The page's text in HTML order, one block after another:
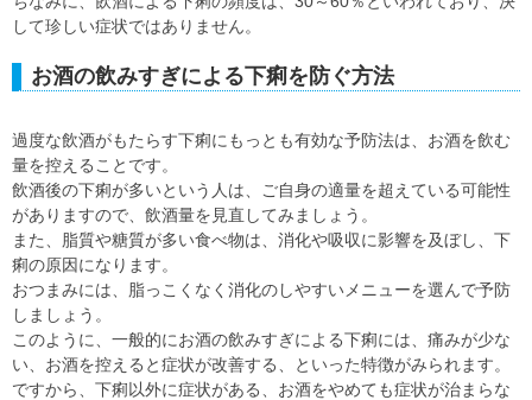
して珍しい症状ではありません。
お酒の飲みすぎによる下痢を防ぐ方法
過度な飲酒がもたらす下痢にもっとも有効な予防法は、お酒を飲む
量を控えることです。
飲酒後の下痢が多いという人は、ご自身の適量を超えている可能性
がありますので、飲酒量を見直してみましょう。
また、脂質や糖質が多い食べ物は、消化や吸収に影響を及ぼし、下
痢の原因になります。
おつまみには、脂っこくなく消化のしやすいメニューを選んで予防
しましょう。
このように、一般的にお酒の飲みすぎによる下痢には、痛みが少な
い、お酒を控えると症状が改善する、といった特徴がみられます。
ですから、下痢以外に症状がある、お酒をやめても症状が治まらな